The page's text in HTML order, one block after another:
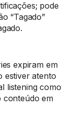
pode
“Tagado”
expiram em
estiver atento
listening como
conteúdo em